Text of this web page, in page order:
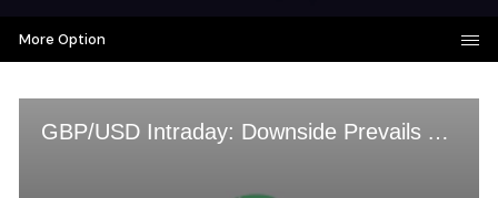
More Option